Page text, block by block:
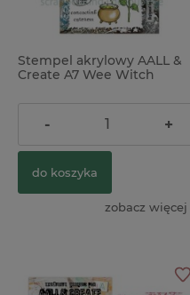
Pudełko drewniane na
do koszyka
Stempel akrylowy AALL &
Create A7 Wee Witch
38,00 zł
- +
do koszyka
zobacz więcej